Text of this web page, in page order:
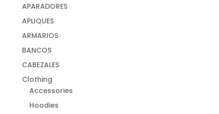
APARADORES
APLIQUES
ARMARIOS
BANCOS
CABEZALES
Clothing
Accessories
Hoodies